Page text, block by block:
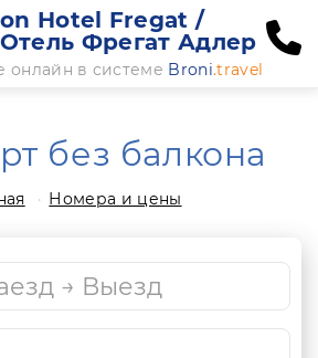
Hotel Fregat /
Фрегат Адлер
онлайн в системе Broni.travel
без балкона
Номера и цены